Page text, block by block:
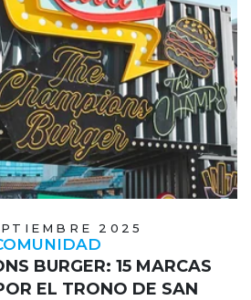
2025
BURGER: 15 MARCAS
EL TRONO DE SAN